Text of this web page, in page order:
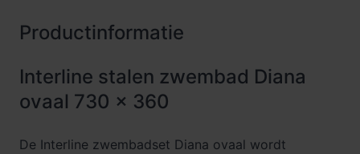
Productinformatie
Interline stalen zwembad Diana
ovaal 730 x 360
De Interline zwembadset Diana ovaal wordt